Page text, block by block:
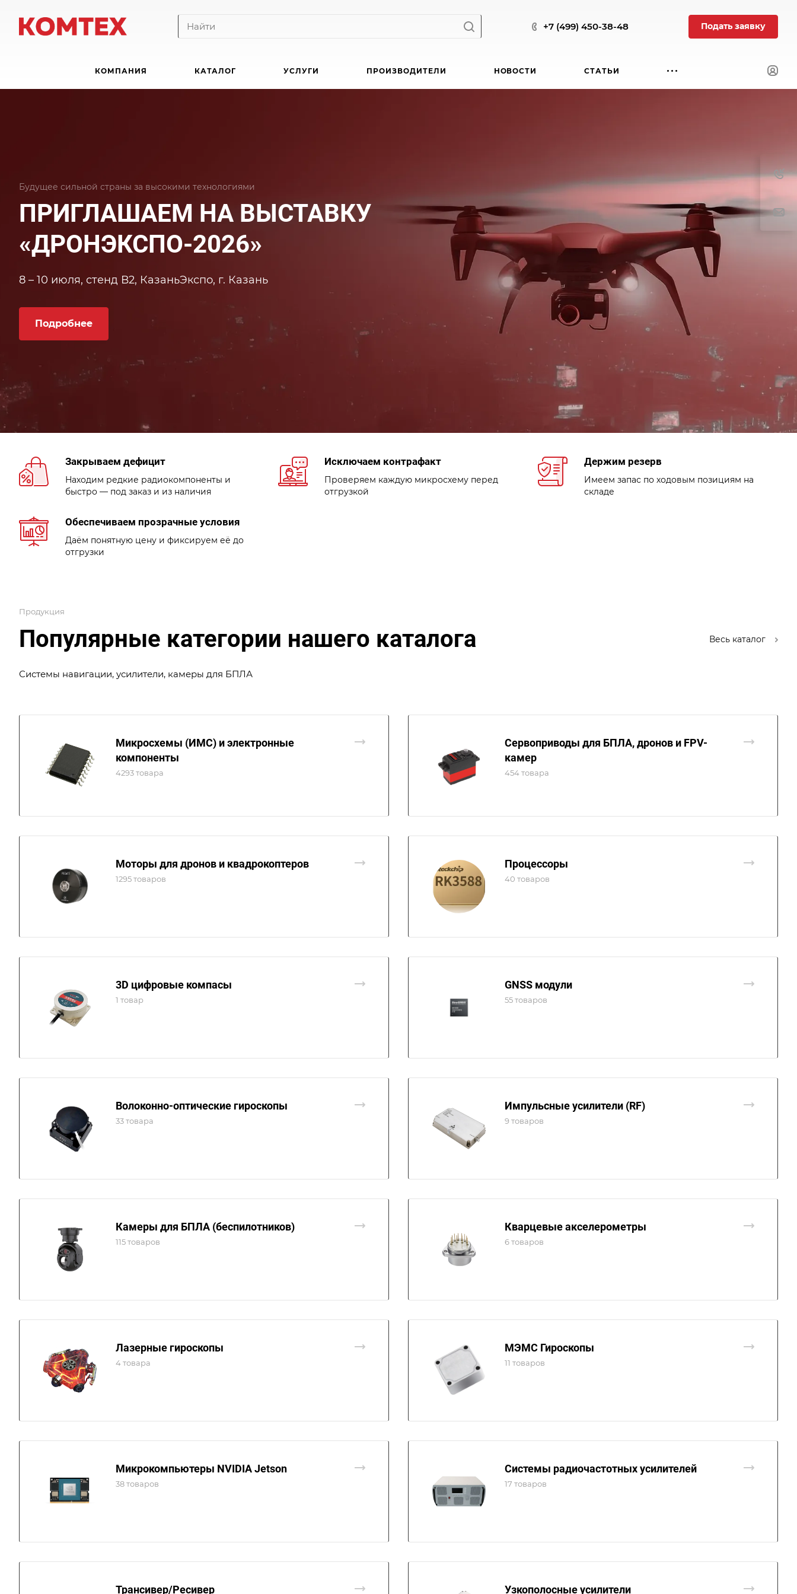
+7 (499) 450-38-48 Подать заявку
КОМПАНИЯ КАТАЛОГ УСЛУГИ ПРОИЗВОДИТЕЛИ НОВОСТИ СТАТЬИ
Будущее сильной страны за высокими технологиями
ПРИГЛАШАЕМ НА ВЫСТАВКУ
«ДРОНЭКСПО-2026»
8 – 10 июля, стенд В2, КазаньЭкспо, г. Казань
Подробнее
Закрываем дефицит
Находим редкие радиокомпоненты и
быстро — под заказ и из наличия
Исключаем контрафакт
Проверяем каждую микросхему перед
отгрузкой
Держим резерв
Имеем запас по ходовым позициям на
складе
Обеспечиваем прозрачные условия
Даём понятную цену и фиксируем её до
отгрузки
Продукция
Популярные категории нашего каталога Весь каталог
Системы навигации, усилители, камеры для БПЛА
Микросхемы (ИМС) и электронные
компоненты
4293 товара
Сервоприводы для БПЛА, дронов и FPV-
камер
454 товара
Моторы для дронов и квадрокоптеров
1295 товаров
Процессоры
40 товаров
3D цифровые компасы
1 товар
GNSS модули
55 товаров
Волоконно-оптические гироскопы
33 товара
Импульсные усилители (RF)
9 товаров
Камеры для БПЛА (беспилотников)
115 товаров
Кварцевые акселерометры
6 товаров
Лазерные гироскопы
4 товара
МЭМС Гироскопы
11 товаров
Микрокомпьютеры NVIDIA Jetson
38 товаров
Системы радиочастотных усилителей
17 товаров
Трансивер/Ресивер Узкополосные усилители